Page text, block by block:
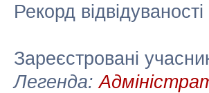
Рекорд відвідуваності
Зареєстровані
Легенда: